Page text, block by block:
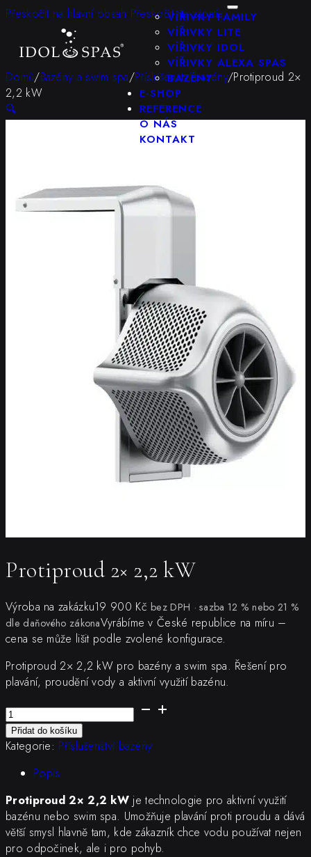
Přeskočit na hlavní obsah Přeskočit na zápatí
VÍŘIVKY FAMILY
VÍŘIVKY LITE
VÍŘIVKY IDOL
VÍŘIVKY ALEXA SPAS
BAZÉNY
E-SHOP
REFERENCE
O NÁS
KONTAKT
Domů/Bazény a swim spa/Příslušenství bazény/Protiproud 2×
2,2 kW
🔍
Protiproud 2× 2,2 kW
Výroba na zakázku19 900 Kč bez DPH · sazba 12 % nebo 21 %
dle daňového zákonaVyrábíme v České republice na míru –
cena se může lišit podle zvolené konfigurace.
Protiproud 2× 2,2 kW pro bazény a swim spa. Řešení pro
plavání, proudění vody a aktivní využití bazénu.
Protiproud
2×
2,2
množství
Přidat do košíku
Kategorie: Příslušenství bazény
Popis
Protiproud 2× 2,2 kW je technologie pro aktivní využití
bazénu nebo swim spa. Umožňuje plavání proti proudu a dává
větší smysl hlavně tam, kde zákazník chce vodu používat nejen
pro odpočinek, ale i pro pohyb.